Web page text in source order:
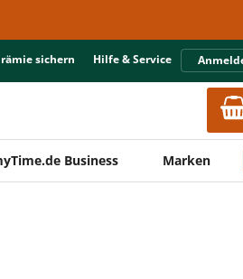
sichern Hilfe & Service
Business Marken